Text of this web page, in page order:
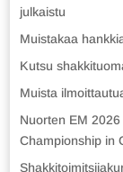
julkaistu
Muistakaa
Kutsu
Muista
Nuorten EM
Championship in